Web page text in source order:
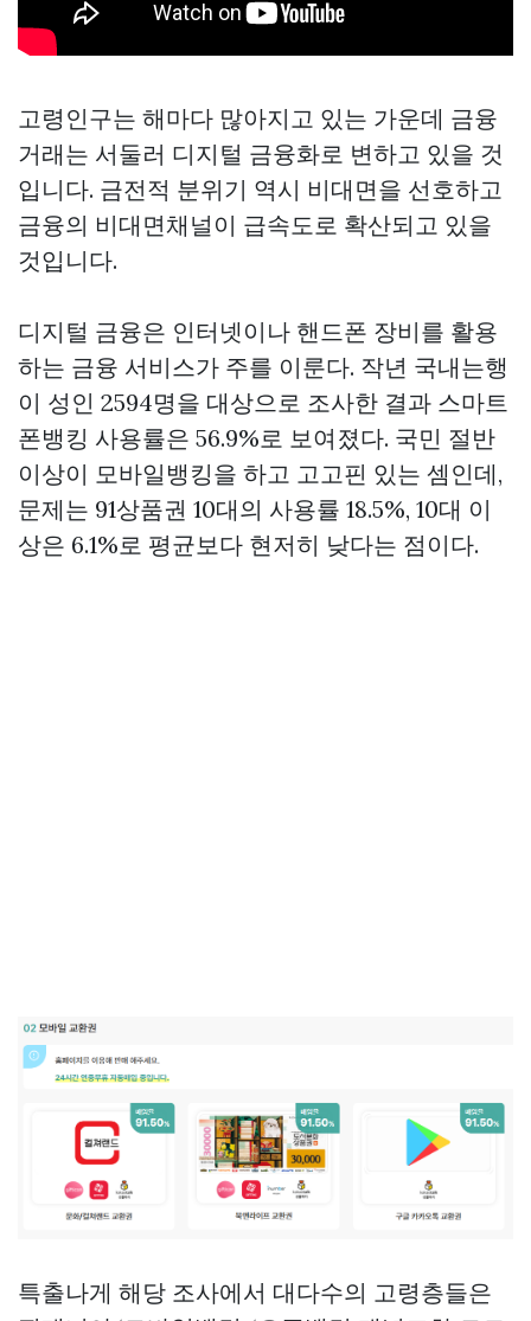
고령인구는 해마다 많아지고 있는 가운데 금융
거래는 서둘러 디지털 금융화로 변하고 있을 것
입니다. 금전적 분위기 역시 비대면을 선호하고
금융의 비대면채널이 급속도로 확산되고 있을
것입니다.
디지털 금융은 인터넷이나 핸드폰 장비를 활용
하는 금융 서비스가 주를 이룬다. 작년 국내는행
이 성인 2594명을 대상으로 조사한 결과 스마트
폰뱅킹 사용률은 56.9%로 보여졌다. 국민 절반
이상이 모바일뱅킹을 하고 고고핀 있는 셈인데,
문제는 91상품권 10대의 사용률 18.5%, 10대 이
상은 6.1%로 평균보다 현저히 낮다는 점이다.
특출나게 해당 조사에서 대다수의 고령층들은